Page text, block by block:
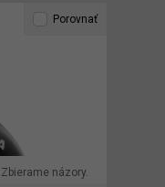
Zbierame názory.
Porovnať